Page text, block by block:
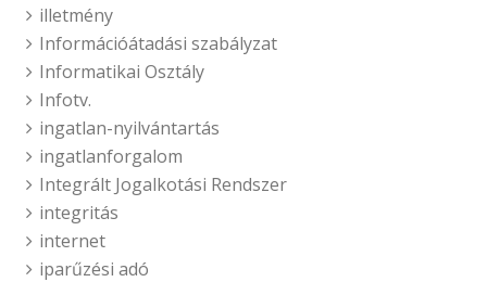
illetmény
Információátadási szabályzat
Informatikai Osztály
Infotv.
ingatlan-nyilvántartás
ingatlanforgalom
Integrált Jogalkotási Rendszer
integritás
internet
iparűzési adó